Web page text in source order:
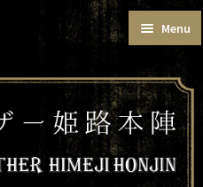
Menu
本革材料
価格帯で選ぶ